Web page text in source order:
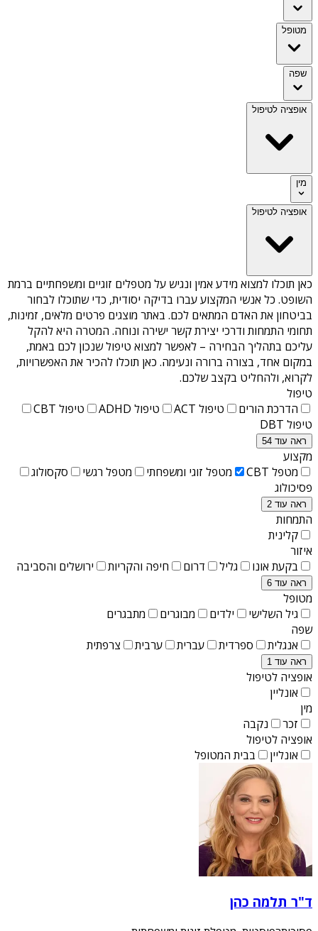
מטופל
שפה
אופציה לטיפול
מין
אופציה לטיפול
כאן תוכלו למצוא מידע אמין ונגיש על מטפלים זוגיים ומשפחתיים ברמת
השופט. כל אנשי המקצוע עברו בדיקה יסודית, כדי שתוכלו לבחור
בביטחון את האדם המתאים לכם. באתר מוצגים פרטים מלאים, זמינות,
תחומי התמחות ודרכי יצירת קשר ישירה ונוחה. המטרה היא להקל
עליכם בתהליך הבחירה – לאפשר למצוא טיפול שנכון לכם באמת,
במקום אחד, בצורה ברורה ונעימה. כאן תוכלו להכיר את האפשרויות,
לקרוא, ולהחליט בקצב שלכם.
טיפול
הדרכת הורים
טיפול ACT טיפול ADHD
טיפול CBT
טיפול DBT
ראה עוד 54
מקצוע
מטפל CBT
מטפל זוגי ומשפחתי מטפל רגשי
סקסולוג
פסיכולוג
ראה עוד 2
התמחות
קלינית
איזור
בקעת אונו
גליל דרום חיפה והקריות ירושלים והסביבה
ראה עוד 6
מטופל
גיל השלישי
ילדים מבוגרים
מתבגרים
שפה
אנגלית
ספרדית עברית ערבית צרפתית
ראה עוד 1
אופציה לטיפול
אונליין
מין
זכר
נקבה
אופציה לטיפול
אונליין
בבית המטופל
ד"ר תלמה כהן